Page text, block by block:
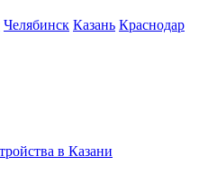
Челябинск Казань Краснодар
в Казани